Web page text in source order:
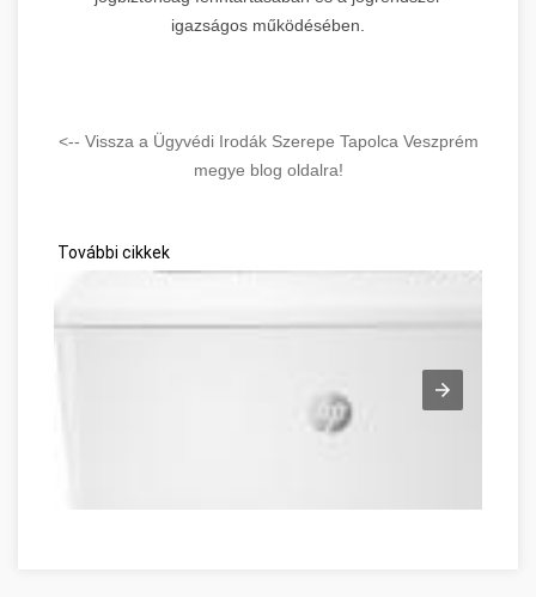
igazságos működésében.
<-- Vissza a Ügyvédi Irodák Szerepe Tapolca Veszprém
megye blog oldalra!
További cikkek